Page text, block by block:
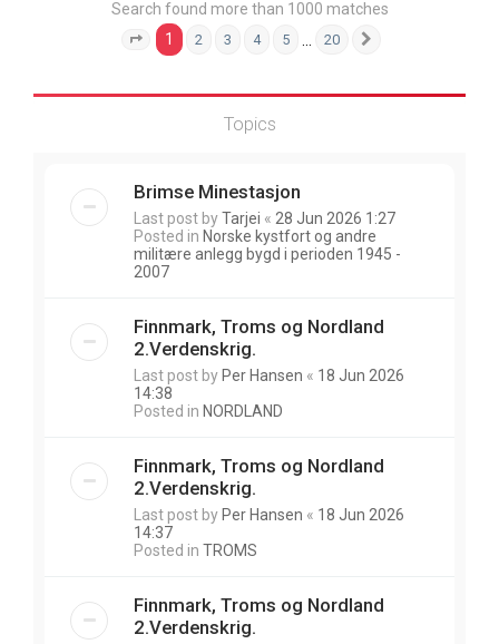
Search found more than 1000 matches
Page 1 of 20
1 2 3 4 5 20
Topics
Brimse Minestasjon
Last post byTarjei « 28 Jun 2026 1:27
Posted in Norske kystfort og andre
militære anlegg bygd i perioden 1945 -
2007
Finnmark, Troms og Nordland
2.Verdenskrig.
Last post by Per Hansen « 18 Jun 2026
14:38
Posted in NORDLAND
Finnmark, Troms og Nordland
2.Verdenskrig.
Last post by Per Hansen « 18 Jun 2026
14:37
Posted in TROMS
Finnmark, Troms og Nordland
2.Verdenskrig.